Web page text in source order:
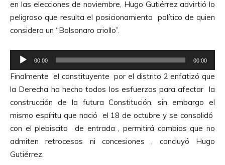
o
o
r
d
d
i
o
r
o
d
u
t
o
r
d
e
A
u
en las elecciones de noviembre, Hugo Gutiérrez advirtió lo
peligroso que resulta el posicionamiento político de quien
considera un “Bolsonaro criollo”.
e
p
r
o
d
u
c
t
00:00 00:00
Finalmente el constituyente por el distrito 2 enfatizó que
la Derecha ha hecho todos los esfuerzos para afectar la
construcción de la futura Constitución, sin embargo el
mismo espíritu que nació el 18 de octubre y se consolidó
con el plebiscito de entrada , permitirá cambios que no
admiten retrocesos ni concesiones , concluyó Hugo
Gutiérrez.